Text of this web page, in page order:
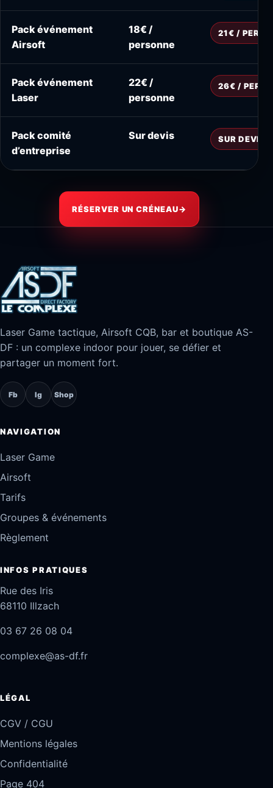
Pack événement
Airsoft
18€ /
personne
21€ /
Pack événement
Laser
22€ /
personne
26€ /
Pack comité
d’entreprise
Sur devis SUR DEVIS
RÉSERVER UN CRÉNEAU→
Laser Game tactique, Airsoft CQB, bar et boutique AS-
DF : un complexe indoor pour jouer, se défier et
partager un moment fort.
Fb Ig Shop
NAVIGATION
Laser Game
Airsoft
Tarifs
Groupes & événements
Règlement
INFOS PRATIQUES
Rue des Iris
68110 Illzach
03 67 26 08 04
complexe@as-df.fr
LÉGAL
CGV / CGU
Mentions légales
Confidentialité
Page 404